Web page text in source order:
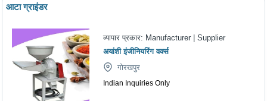
आटा ग्राइंडर
व्यापार प्रकार: Manufacturer | Supplier
अयांशी इंजीनियरिंग वर्क्स
गोरखपुर
Indian Inquiries Only